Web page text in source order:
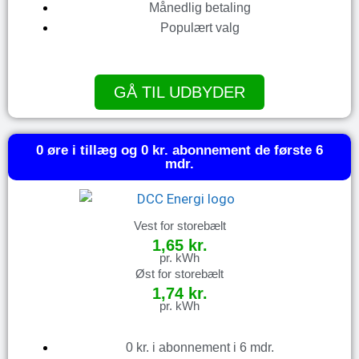
Månedlig betaling
Populært valg
GÅ TIL UDBYDER
0 øre i tillæg og 0 kr. abonnement de første 6
mdr.
Vest for storebælt
1,65 kr.
pr. kWh
Øst for storebælt
1,74 kr.
pr. kWh
0 kr. i abonnement i 6 mdr.